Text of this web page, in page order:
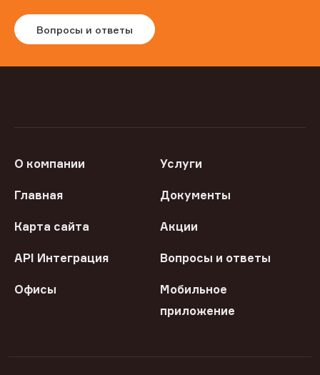
Вопросы и ответы
О компании Услуги
Главная Документы
Карта сайта Акции
API Интеграция Вопросы и ответы
Офисы
Мобильное
приложение